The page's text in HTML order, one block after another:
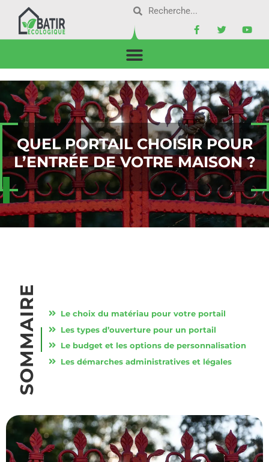
QUEL PORTAIL CHOISIR POUR
L’ENTRÉE DE VOTRE MAISON ?
SOMMAIRE
Le choix du matériau pour votre portail
Les types d’ouverture pour un portail
Le budget et les options de personnalisation
Les démarches administratives et légales